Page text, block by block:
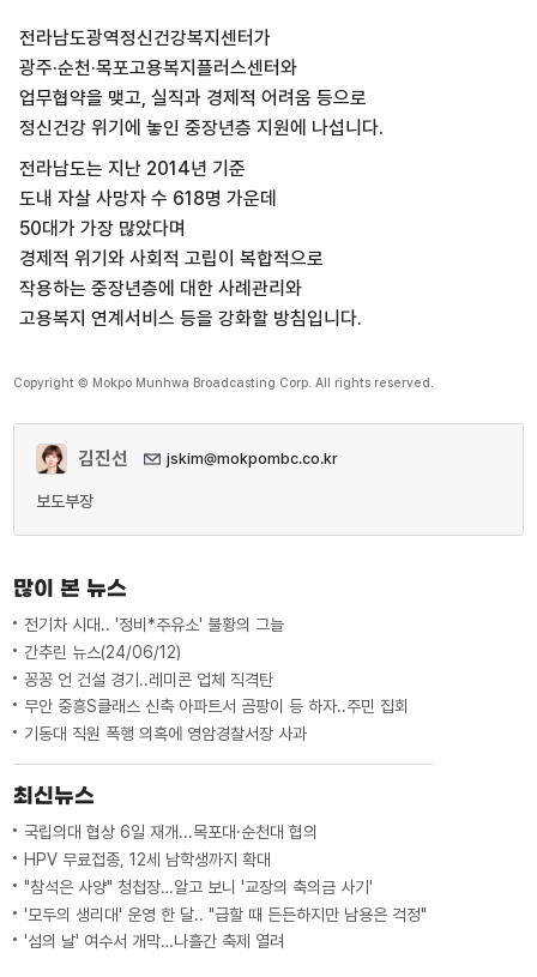
전라남도광역정신건강복지센터가
광주·순천·목포고용복지플러스센터와
업무협약을 맺고, 실직과 경제적 어려움 등으로
정신건강 위기에 놓인 중장년층 지원에 나섭니다.
전라남도는 지난 2014년 기준
도내 자살 사망자 수 618명 가운데
50대가 가장 많았다며
경제적 위기와 사회적 고립이 복합적으로
작용하는 중장년층에 대한 사례관리와
고용복지 연계서비스 등을 강화할 방침입니다.
Copyright © Mokpo Munhwa Broadcasting Corp. All rights reserved.
김진선 jskim@mokpombc.co.kr
보도부장
많이 본 뉴스
전기차 시대.. '정비*주유소' 불황의 그늘
간추린 뉴스(24/06/12)
꽁꽁 언 건설 경기..레미콘 업체 직격탄
무안 중흥S클래스 신축 아파트서 곰팡이 등 하자..주민 집회
기동대 직원 폭행 의혹에 영암경찰서장 사과
최신뉴스
국립의대 협상 6일 재개...목포대·순천대 협의
HPV 무료접종, 12세 남학생까지 확대
"참석은 사양" 청첩장…알고 보니 '교장의 축의금 사기'
'모두의 생리대' 운영 한 달.. "급할 때 든든하지만 남용은 걱정"
'섬의 날' 여수서 개막…나흘간 축제 열려